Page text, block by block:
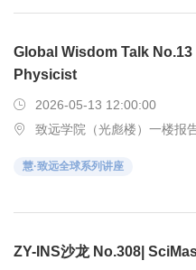
Global Wisdom Talk
Physicist
2026-05-13 12:00:00
致远学院（光彪楼）一楼报
慧·致远全球系列讲座
ZY-INS沙龙 No.308|